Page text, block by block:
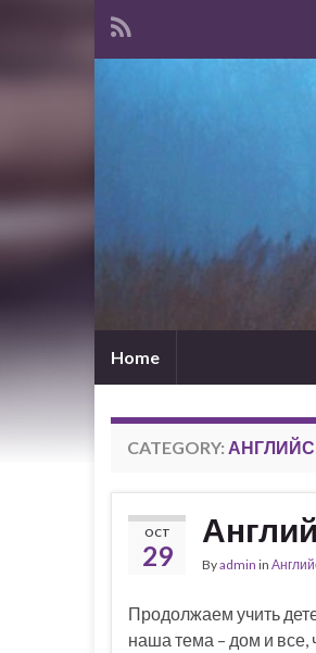
Home
CATEGORY:
OCT
29 Byadmin in
Продолжаем учить
наша тема – дом и все,